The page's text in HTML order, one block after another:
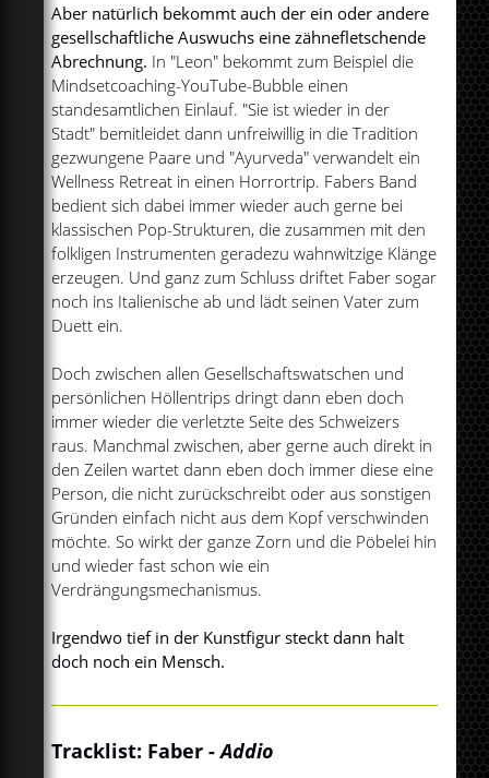
Aber natürlich bekommt auch der ein oder andere
gesellschaftliche Auswuchs eine zähnefletschende
Abrechnung. In "Leon" bekommt zum Beispiel die
Mindsetcoaching-YouTube-Bubble einen
standesamtlichen Einlauf. "Sie ist wieder in der
Stadt" bemitleidet dann unfreiwillig in die Tradition
gezwungene Paare und "Ayurveda" verwandelt ein
Wellness Retreat in einen Horrortrip. Fabers Band
bedient sich dabei immer wieder auch gerne bei
klassischen Pop-Strukturen, die zusammen mit den
folkligen Instrumenten geradezu wahnwitzige Klänge
erzeugen. Und ganz zum Schluss driftet Faber sogar
noch ins Italienische ab und lädt seinen Vater zum
Duett ein.
Doch zwischen allen Gesellschaftswatschen und
persönlichen Höllentrips dringt dann eben doch
immer wieder die verletzte Seite des Schweizers
raus. Manchmal zwischen, aber gerne auch direkt in
den Zeilen wartet dann eben doch immer diese eine
Person, die nicht zurückschreibt oder aus sonstigen
Gründen einfach nicht aus dem Kopf verschwinden
möchte. So wirkt der ganze Zorn und die Pöbelei hin
und wieder fast schon wie ein
Verdrängungsmechanismus.
Irgendwo tief in der Kunstfigur steckt dann halt
doch noch ein Mensch.
Tracklist: Faber -Addio